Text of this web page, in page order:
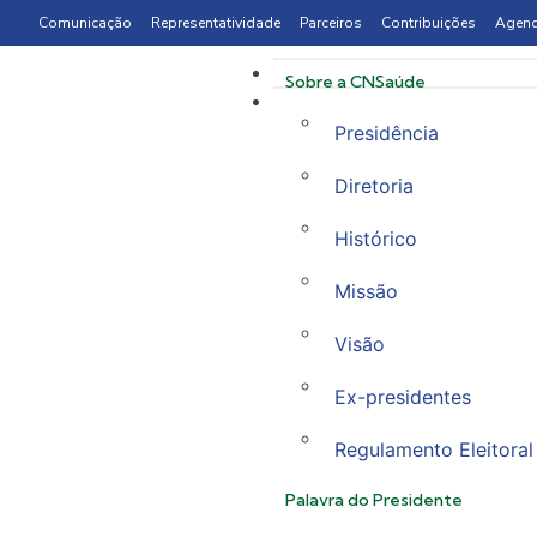
Comunicação Representatividade Parceiros Contribuições
Sobre a CNSaúde
Presidência
Diretoria
Histórico
Missão
Visão
Ex-presidentes
Regulamento Eleitoral
Palavra do Presidente